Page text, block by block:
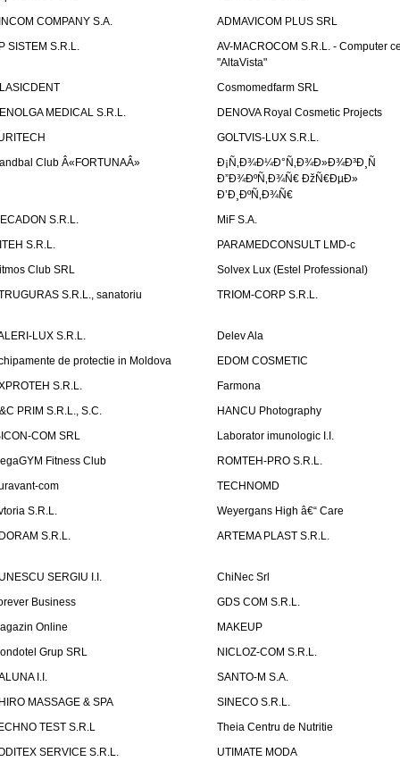
COMPANY S.A.
ADMAVICOM PLUS SRL
SISTEM S.R.L.
AV-MACROCOM S.R.L. - Computer
"AltaVista"
Cosmomedfarm SRL
MEDICAL S.R.L.
DENOVA Royal Cosmetic Projects
GOLTVIS-LUX S.R.L.
Club Â«FORTUNAÂ»
Ð¡Ñ‚Ð¾Ð¼Ð°Ñ‚Ð¾Ð»Ð¾Ð³Ð¸Ñ
Ð”Ð¾ÐºÑ‚Ð¾Ñ€ ÐžÑ€ÐµÐ»
Ð’Ð¸ÐºÑ‚Ð¾Ñ€
S.R.L.
MiF S.A.
S.R.L.
PARAMEDCONSULT LMD-c
Club SRL
Solvex Lux (Estel Professional)
S.R.L., sanatoriu
TRIOM-CORP S.R.L.
LUX S.R.L.
Delev Ala
de protectie in Moldova
EDOM COSMETIC
S.R.L.
Farmona
PRIM S.R.L., S.C.
HANCU Photography
COM SRL
Laborator imunologic I.I.
Fitness Club
ROMTEH-PRO S.R.L.
com
TECHNOMD
S.R.L.
Weyergans High â€“ Care
S.R.L.
ARTEMA PLAST S.R.L.
SERGIU I.I.
ChiNec Srl
Business
GDS COM S.R.L.
Online
MAKEUP
Grup SRL
NICLOZ-COM S.R.L.
I.I.
SANTO-M S.A.
MASSAGE & SPA
SINECO S.R.L.
TEST S.R.L
Theia Centru de Nutritie
SERVICE S.R.L.
UTIMATE MODA